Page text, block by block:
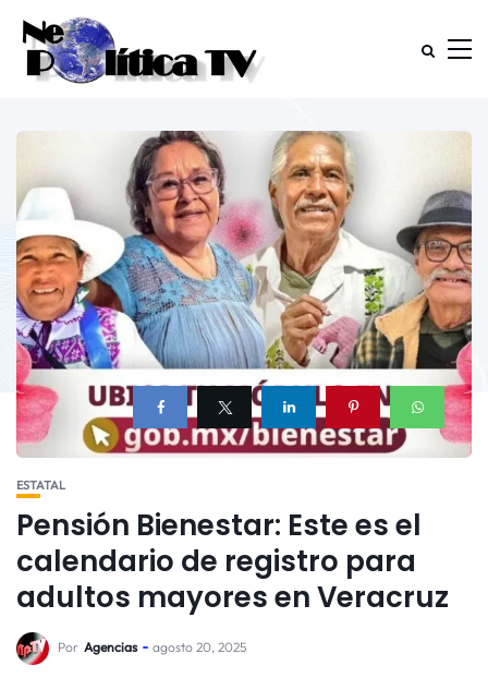
ESTATAL
Pensión Bienestar: Este es el
calendario de registro para
adultos mayores en Veracruz
Por Agencias agosto 20, 2025